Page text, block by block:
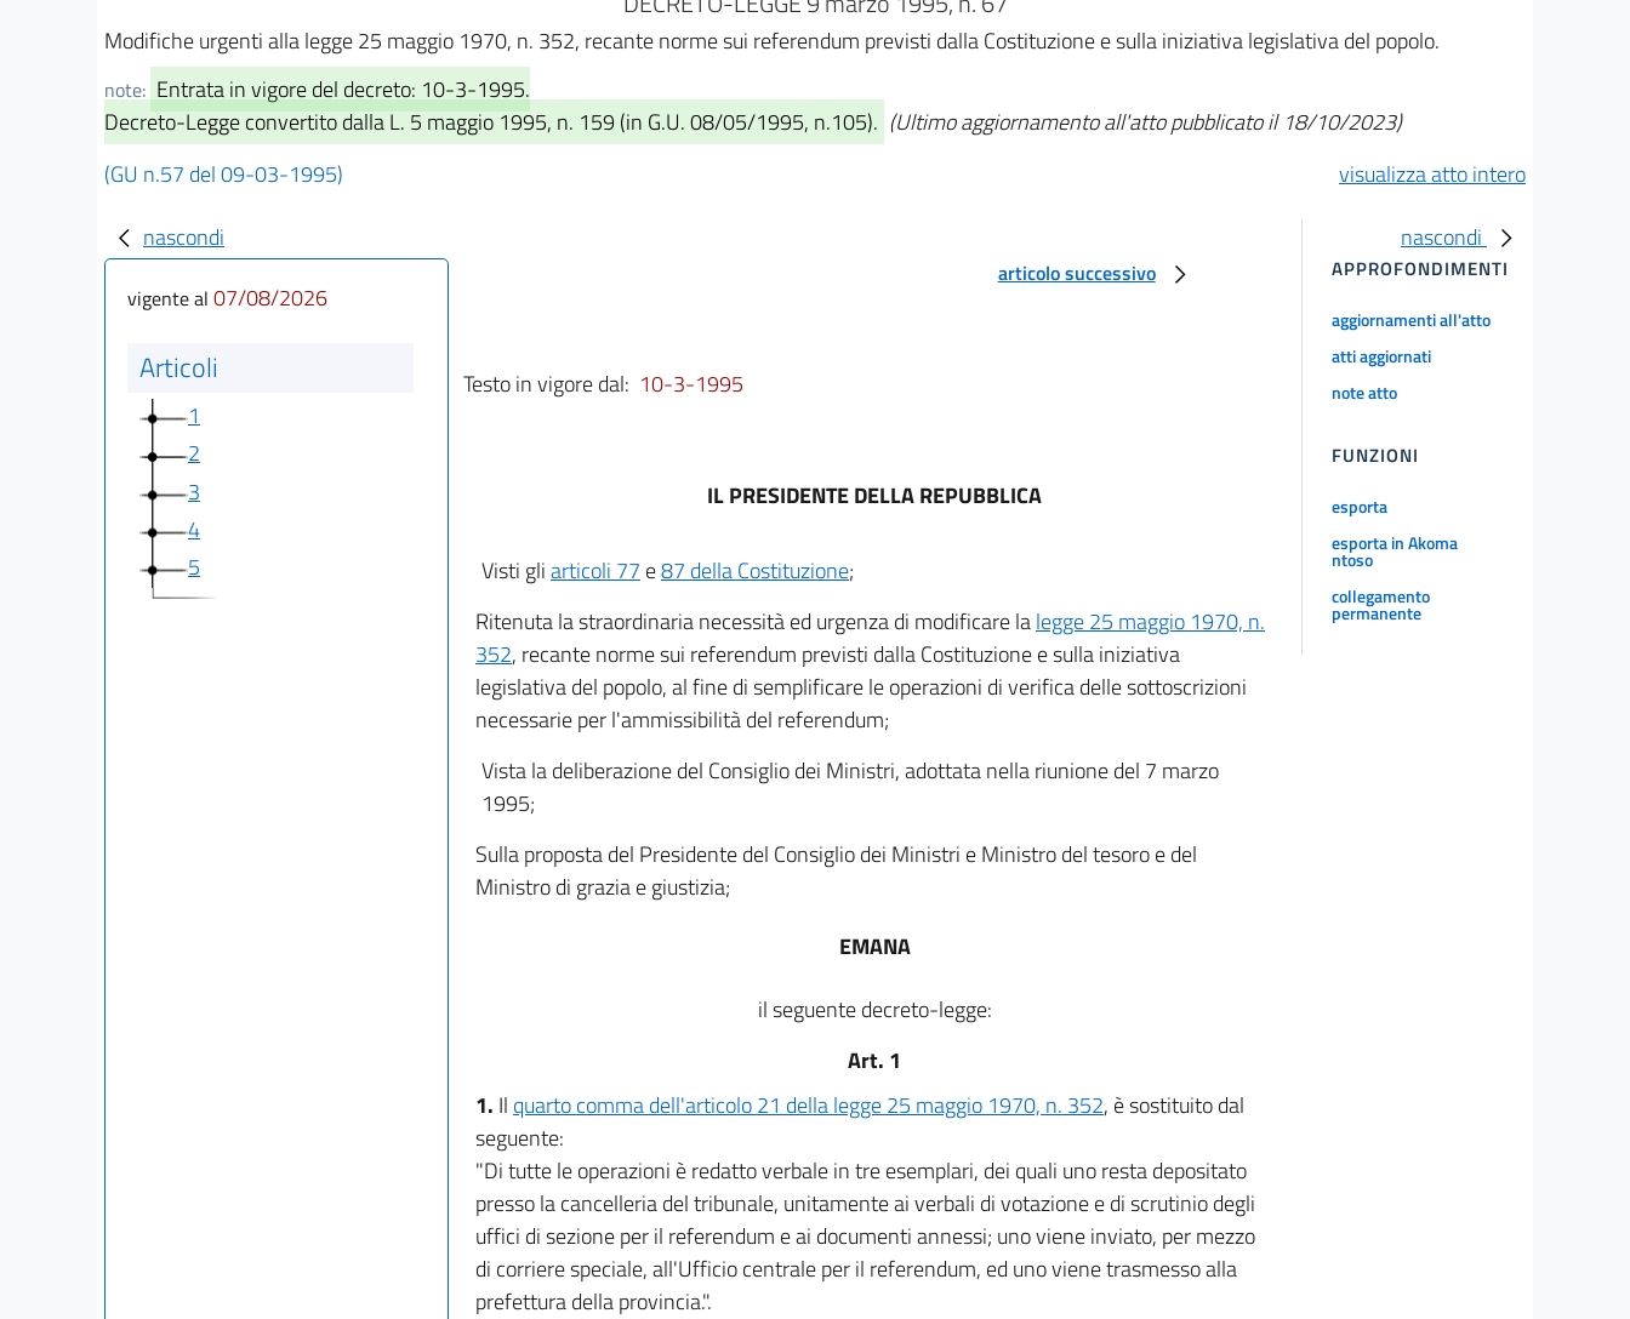
Modifiche urgenti alla legge 25 maggio 1970, n. 352, recante norme sui referendum previsti dalla Costituzione e sulla iniziativa legislativa del popolo.
note: Entrata in vigore del decreto: 10-3-1995.
Decreto-Legge convertito dalla L. 5 maggio 1995, n. 159 (in G.U. 08/05/1995, n.105). (Ultimo aggiornamento all'atto pubblicato il 18/10/2023)
(GU n.57 del 09-03-1995)
visualizza atto intero
nascondi
vigente al 07/08/2026
Articoli
1
2
3
4
5
articolo successivo
Testo in vigore dal: 10-3-1995
IL PRESIDENTE DELLA REPUBBLICA
Visti gliarticoli 77 e87 della Costituzione;
Ritenuta la straordinaria necessità ed urgenza di modificare lalegge 25 maggio 1970, n.
352, recante norme sui referendum previsti dalla Costituzione e sulla iniziativa
legislativa del popolo, al fine di semplificare le operazioni di verifica delle sottoscrizioni
necessarie per l'ammissibilità del referendum;
Vista la deliberazione del Consiglio dei Ministri, adottata nella riunione del 7 marzo
1995;
Sulla proposta del Presidente del Consiglio dei Ministri e Ministro del tesoro e del
Ministro di grazia e giustizia;
EMANA
il seguente decreto-legge:
Art. 1
1. Il quarto comma dell'articolo 21 della legge 25 maggio 1970, n. 352, è sostituito dal
seguente:
"Di tutte le operazioni è redatto verbale in tre esemplari, dei quali uno resta depositato
presso la cancelleria del tribunale, unitamente ai verbali di votazione e di scrutinio degli
uffici di sezione per il referendum e ai documenti annessi; uno viene inviato, per mezzo
di corriere speciale, all'Ufficio centrale per il referendum, ed uno viene trasmesso alla
prefettura della provincia.".
nascondi
APPROFONDIMENTI
aggiornamenti all'atto
atti aggiornati
note atto
FUNZIONI
esporta
esporta in Akoma
ntoso
collegamento
permanente